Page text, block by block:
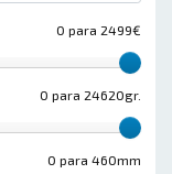
0 para 2499€
0 para 24620gr.
0 para 460mm